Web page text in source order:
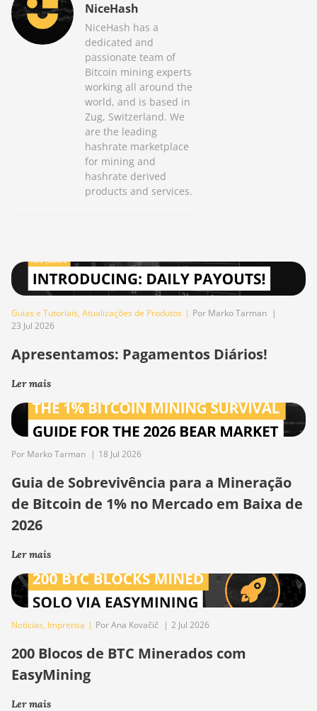
NiceHash
NiceHash has a
dedicated and
passionate team of
Bitcoin mining experts
working all around the
world, and is based in
Zug, Switzerland. We
are the leading
hashrate marketplace
for mining and
hashrate derived
products and services.
Guias e Tutoriais, Atualizações de Produtos | Por Marko Tarman |
23 Jul 2026
Apresentamos: Pagamentos Diários!
Ler mais
Por Marko Tarman | 18 Jul 2026
Guia de Sobrevivência para a Mineração
de Bitcoin de 1% no Mercado em Baixa de
2026
Ler mais
Notícias, Imprensa | Por Ana Kovačič | 2 Jul 2026
200 Blocos de BTC Minerados com
EasyMining
Ler mais